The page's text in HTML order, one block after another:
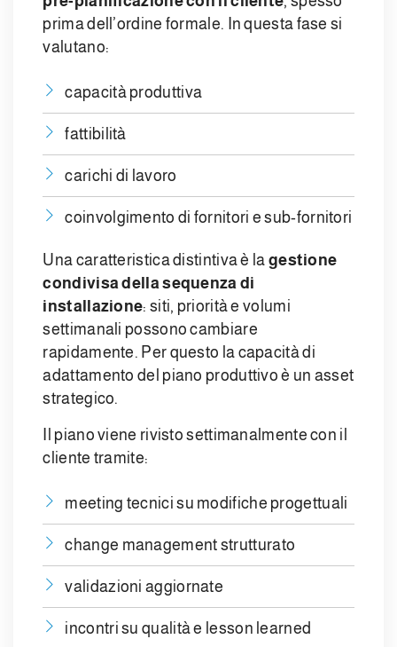
prima dell’ordine formale. In questa fase si
valutano:
capacità produttiva
fattibilità
carichi di lavoro
coinvolgimento di fornitori e sub-fornitori
Una caratteristica distintiva è la gestione
condivisa della sequenza di
installazione: siti, priorità e volumi
settimanali possono cambiare
rapidamente. Per questo la capacità di
adattamento del piano produttivo è un asset
strategico.
Il piano viene rivisto settimanalmente con il
cliente tramite:
meeting tecnici su modifiche progettuali
change management strutturato
validazioni aggiornate
incontri su qualità e lesson learned